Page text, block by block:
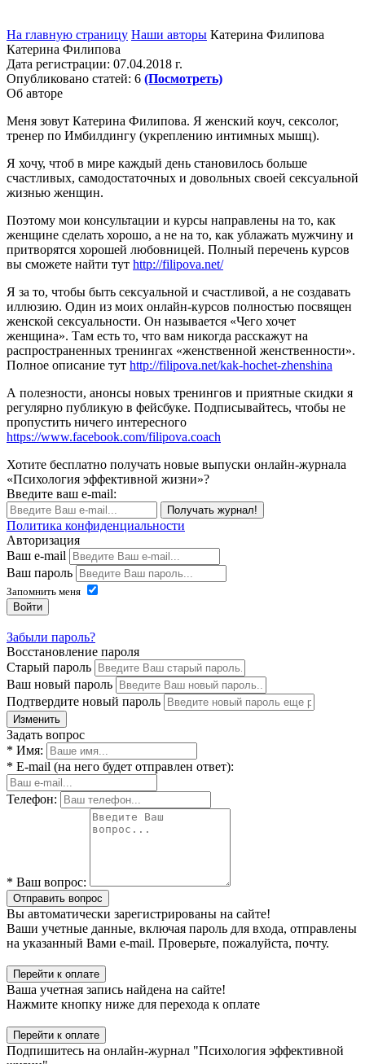
На главную страницу Наши авторы Катерина Филипова
Катерина Филипова
Дата регистрации: 07.04.2018 г.
Опубликовано статей: 6 (Посмотреть)
Об авторе
Меня зовут Катерина Филипова. Я женский коуч, сексолог,
тренер по Имбилдингу (укреплению интимных мышц).
Я хочу, чтоб в мире каждый день становилось больше
счастливых, самодостаточных и довольных своей сексуальной
жизнью женщин.
Поэтому мои консультации и курсы направлены на то, как
женщине сделать хорошо, а не на то, как ублажать мужчину и
притворятся хорошей любовницей. Полный перечень курсов
вы сможете найти тут http://filipova.net/
Я за то, чтобы быть сексуальной и счастливой, а не создавать
иллюзию. Один из моих онлайн-курсов полностью посвящен
женской сексуальности. Он называется «Чего хочет
женщина». Там есть то, что вам никогда расскажут на
распространенных тренингах «женственной женственности».
Полное описание тут http://filipova.net/kak-hochet-zhenshina
А полезности, анонсы новых тренингов и приятные скидки я
регулярно публикую в фейсбуке. Подписывайтесь, чтобы не
пропустить ничего интересного
https://www.facebook.com/filipova.coach
Хотите бесплатно получать новые выпуски онлайн-журнала
«Психология эффективной жизни»?
Введите ваш e-mail:
Получать журнал!
Политика конфиденциальности
Авторизация
Ваш e-mail
Ваш пароль
Запомнить меня
Войти
Забыли пароль?
Восстановление пароля
Старый пароль
Ваш новый пароль
Подтвердите новый пароль
Изменить
Задать вопрос
* Имя:
* E-mail (на него будет отправлен ответ):
Телефон:
* Ваш вопрос:
Отправить вопрос
Вы автоматически зарегистрированы на сайте!
Ваши учетные данные, включая пароль для входа, отправлены
на указанный Вами e-mail. Проверьте, пожалуйста, почту.
Перейти к оплате
Ваша учетная запись найдена на сайте!
Нажмите кнопку ниже для перехода к оплате
Перейти к оплате
Подпишитесь на онлайн-журнал "Психология эффективной